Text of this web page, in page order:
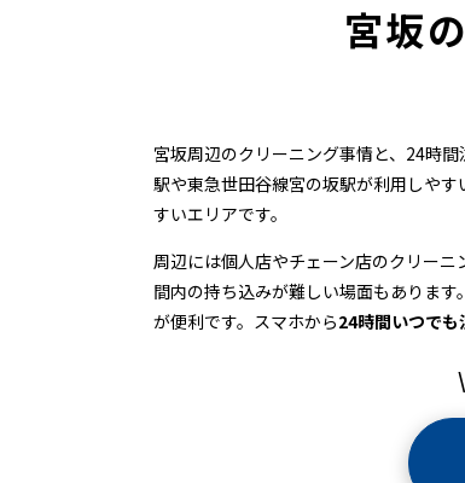
宮坂
宮坂周辺のクリーニング事情と、24時
駅や東急世田谷線宮の坂駅が利用しや
すいエリアです。
周辺には個人店やチェーン店のクリー
間内の持ち込みが難しい場面もありま
が便利です。スマホから24時間いつで
\